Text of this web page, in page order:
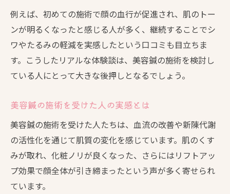
例えば、初めての施術で顔の血行が促進され、肌のトー
ンが明るくなったと感じる人が多く、継続することでシ
ワやたるみの軽減を実感したという口コミも目立ちま
す。こうしたリアルな体験談は、美容鍼の施術を検討し
ている人にとって大きな後押しとなるでしょう。
美容鍼の施術を受けた人の実感とは
美容鍼の施術を受けた人たちは、血流の改善や新陳代謝
の活性化を通じて肌質の変化を感じています。肌のくす
みが取れ、化粧ノリが良くなった、さらにはリフトアッ
プ効果で顔全体が引き締まったという声が多く寄せられ
ています。